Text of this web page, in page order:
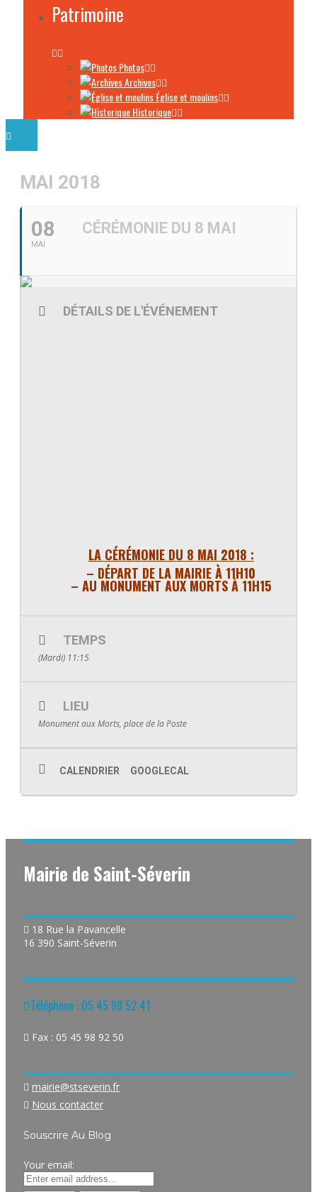
Patrimoine
Photos
Archives
Église et moulins
Historique
MAI 2018
08
MAI
CÉRÉMONIE DU 8 MAI
DÉTAILS DE L'ÉVÉNEMENT
LA CÉRÉMONIE DU 8 MAI 2018 :
– DÉPART DE LA MAIRIE À 11H10
– AU MONUMENT AUX MORTS À 11H15
TEMPS
(Mardi) 11:15
LIEU
Monument aux Morts, place de la Poste
CALENDRIER GOOGLECAL
Mairie de Saint-Séverin
18 Rue la Pavancelle
16 390 Saint-Séverin
Téléphone : 05 45 98 52 41
Fax : 05 45 98 92 50
mairie@stseverin.fr
Nous contacter
Souscrire Au Blog
Your email: